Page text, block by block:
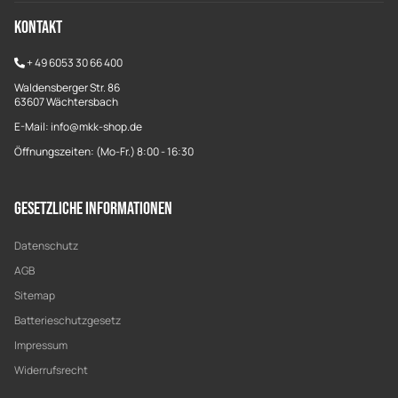
Kontakt
+49 6053 30 66 400
Waldensberger Str. 86
63607 Wächtersbach
E-Mail: info@mkk-shop.de
Öffnungszeiten: (Mo-Fr.) 8:00 - 16:30
Gesetzliche Informationen
Datenschutz
AGB
Sitemap
Batterieschutzgesetz
Impressum
Widerrufsrecht